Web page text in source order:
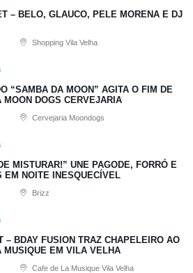
– BELO, GLAUCO, PELE MORENA E DJ
Shopping Vila Velha
“SAMBA DA MOON” AGITA O FIM DE
MOON DOGS CERVEJARIA
Cervejaria Moondogs
MISTURAR!” UNE PAGODE, FORRÓ E
EM NOITE INESQUECÍVEL
Brizz
– BDAY FUSION TRAZ CHAPELEIRO AO
MUSIQUE EM VILA VELHA
Cafe de La Musique Vila Velha